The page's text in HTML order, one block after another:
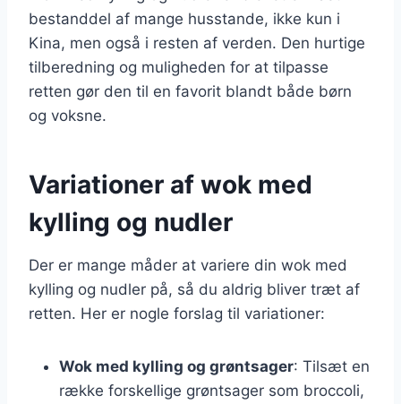
bestanddel af mange husstande, ikke kun i
Kina, men også i resten af verden. Den hurtige
tilberedning og muligheden for at tilpasse
retten gør den til en favorit blandt både børn
og voksne.
Variationer af wok med
kylling og nudler
Der er mange måder at variere din wok med
kylling og nudler på, så du aldrig bliver træt af
retten. Her er nogle forslag til variationer:
Wok med kylling og grøntsager: Tilsæt en
række forskellige grøntsager som broccoli,